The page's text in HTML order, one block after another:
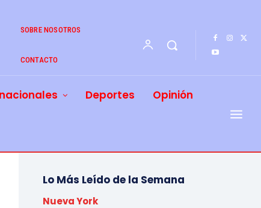
SOBRE NOSOTROS
CONTACTO
Deportes Opinión
Lo Más Leído de la Semana
Nueva York